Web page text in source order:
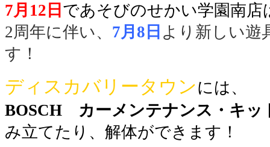
7月12日 であそびのせかい学園南店
2周年に伴い、 7月8日 より新しい遊
す！
ディスカバリータウンには、
BOSCH カーメンテナンス・キ
み立てたり、解体ができます！